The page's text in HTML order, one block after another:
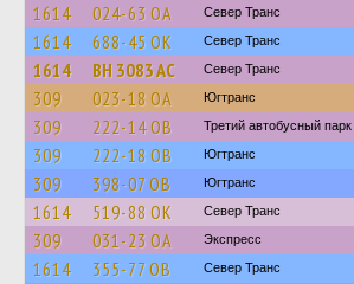
1614 024-63 ОА Север Транс
1614 688-45 ОК Север Транс
1614 BH 3083 AC Север Транс
309 023-18 ОА Югтранс
309 222-14 ОВ Третий автобусный парк
309 222-18 ОВ Югтранс
309 398-07 ОВ Югтранс
1614 519-88 ОК Север Транс
309 031-23 ОА Экспресс
1614 355-77 ОВ Север Транс